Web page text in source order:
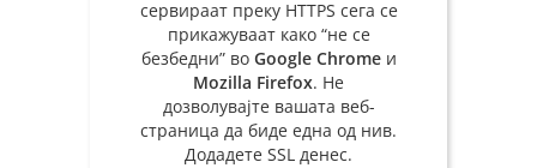
сервираат преку HTTPS сега се
прикажуваат како “не се
безбедни” во Google Chromeи
Mozilla Firefox. Не
дозволувајте вашата веб-
страница да биде една од нив.
Додадете SSL денес.